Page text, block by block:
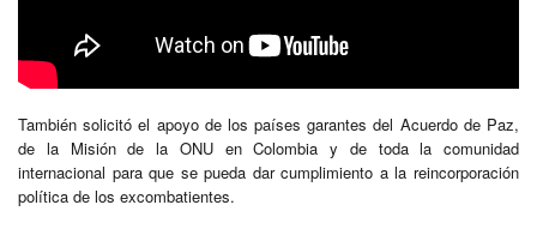
También solicitó el apoyo de los países garantes del Acuerdo de Paz,
de la Misión de la ONU en Colombia y de toda la comunidad
internacional para que se pueda dar cumplimiento a la reincorporación
política de los excombatientes.